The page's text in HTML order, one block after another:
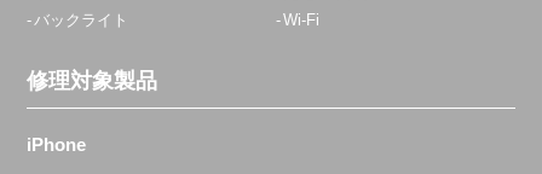
バックライト
Wi-Fi
修理対象製品
iPhone